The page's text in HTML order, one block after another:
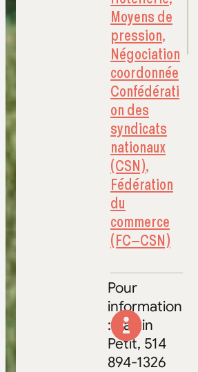
Moyens de
pression,
Négociation
coordonnée
Confédérati
on des
syndicats
nationaux
(CSN),
Fédération
du
commerce
(FC–CSN)
Pour
information
:Martin
Petit, 514
894-1326